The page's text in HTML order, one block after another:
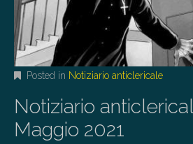
Posted in Notiziario anticlericale
Notiziario
Maggio 2021